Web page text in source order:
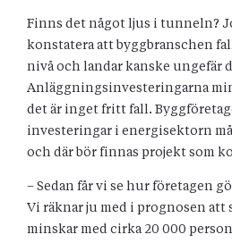
Finns det något ljus i tunneln?
konstatera att byggbranschen
nivå och landar kanske ungefär
Anläggningsinvesteringarna
det är inget fritt fall.
investeringar i energisektorn
och där bör finnas projekt som
– Sedan får vi se hur företagen
Vi räknar ju med i prognosen att
minskar med cirka 20 000